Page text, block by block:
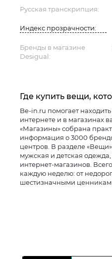
Русская транскрипция:
Индекс прозрачности:
Бренды в магазине
Desigual:
Где купить вещи,
Be-in.ru помогает
интернете и в магазинах
«Магазины» собрана
информация о 3000
центров. В разделе
мужская и детская
интернет-магазинов.
каждую неделю: от
шестизначными